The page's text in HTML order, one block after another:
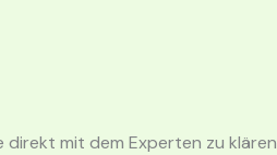
direkt mit dem Experten zu klären